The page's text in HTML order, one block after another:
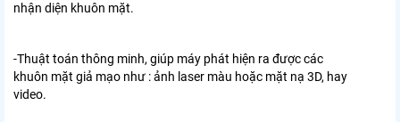
nhận diện khuôn mặt.
-Thuật toán thông minh, giúp máy phát hiện ra được các
khuôn mặt giả mạo như : ảnh laser màu hoặc mặt nạ 3D, hay
video.